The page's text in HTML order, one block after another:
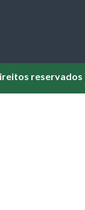
reservados